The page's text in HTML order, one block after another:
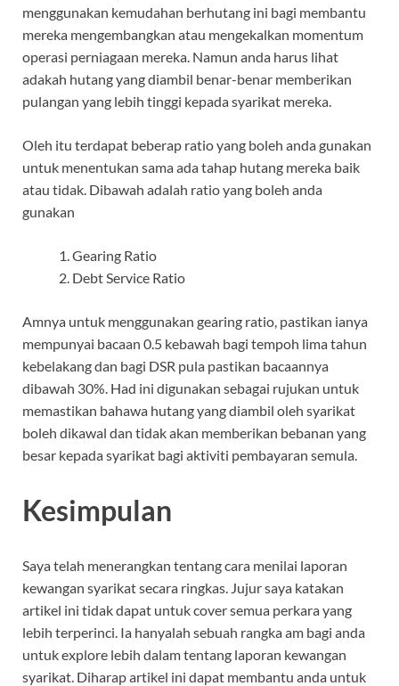
menggunakan kemudahan berhutang ini bagi membantu
mereka mengembangkan atau mengekalkan momentum
operasi perniagaan mereka. Namun anda harus lihat
adakah hutang yang diambil benar-benar memberikan
pulangan yang lebih tinggi kepada syarikat mereka.
Oleh itu terdapat beberap ratio yang boleh anda gunakan
untuk menentukan sama ada tahap hutang mereka baik
atau tidak. Dibawah adalah ratio yang boleh anda
gunakan
Gearing Ratio
Debt Service Ratio
Amnya untuk menggunakan gearing ratio, pastikan ianya
mempunyai bacaan 0.5 kebawah bagi tempoh lima tahun
kebelakang dan bagi DSR pula pastikan bacaannya
dibawah 30%. Had ini digunakan sebagai rujukan untuk
memastikan bahawa hutang yang diambil oleh syarikat
boleh dikawal dan tidak akan memberikan bebanan yang
besar kepada syarikat bagi aktiviti pembayaran semula.
Kesimpulan
Saya telah menerangkan tentang cara menilai laporan
kewangan syarikat secara ringkas. Jujur saya katakan
artikel ini tidak dapat untuk cover semua perkara yang
lebih terperinci. Ia hanyalah sebuah rangka am bagi anda
untuk explore lebih dalam tentang laporan kewangan
syarikat. Diharap artikel ini dapat membantu anda untuk